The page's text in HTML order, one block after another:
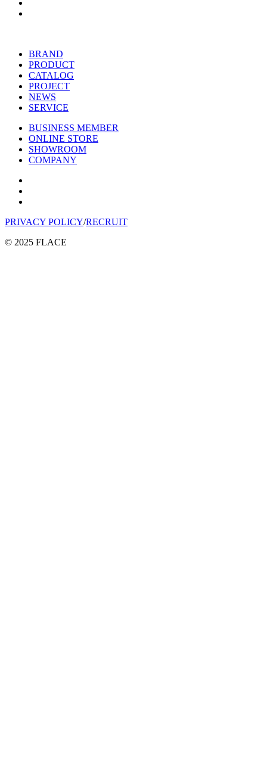
BRAND
PRODUCT
CATALOG
PROJECT
NEWS
SERVICE
BUSINESS MEMBER
ONLINE STORE
SHOWROOM
COMPANY
PRIVACY POLICY/RECRUIT
© 2025 FLACE